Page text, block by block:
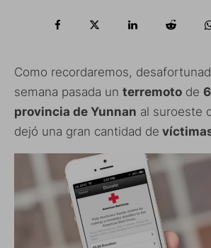
Como recordaremos,
semana pasada un terremoto de
provincia de Yunnan al suroeste
dejó una gran cantidad de